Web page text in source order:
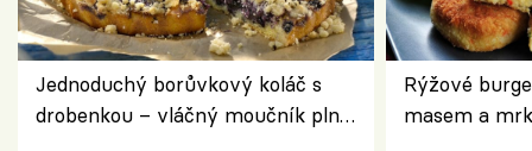
Jednoduchý borůvkový koláč s
drobenkou – vláčný moučník plný
Rýžové
masem a